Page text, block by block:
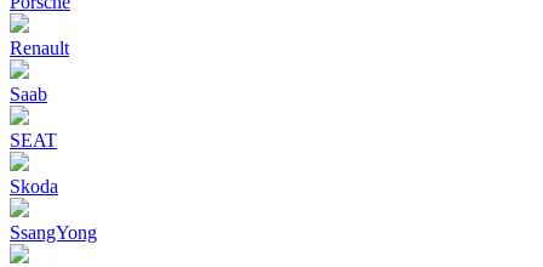
Renault
Saab
SEAT
Skoda
SsangYong